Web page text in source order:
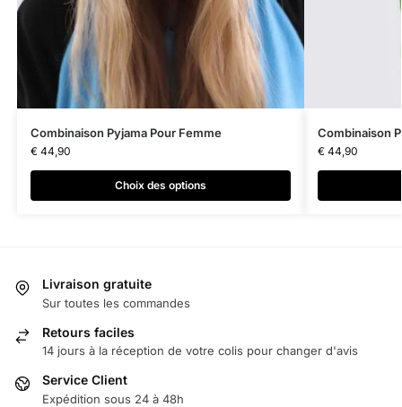
Combinaison Pyjama Pour Femme
€44,90
Choix des options
Combinaison
€44,90
Livraison gratuite
Sur toutes les commandes
Retours faciles
14 jours à la réception de votre colis pour changer d'avis
Service Client
Expédition sous 24 à 48h